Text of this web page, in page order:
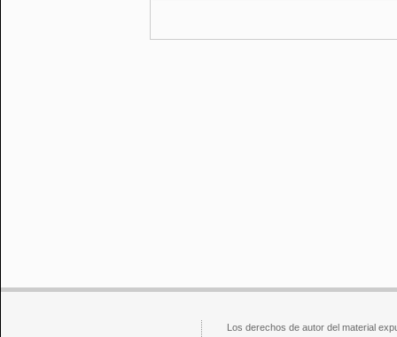
Los derechos de autor del material